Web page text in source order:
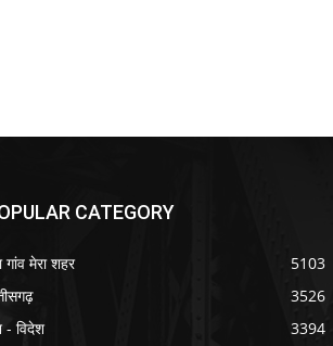
CATEGORY
गांव मेरा शहर
5103
3526
- विदेश
3394